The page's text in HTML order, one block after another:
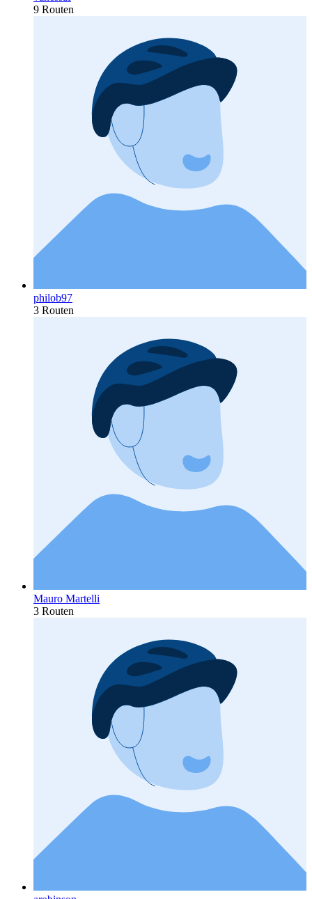
9 Routen
philob97
3 Routen
Mauro Martelli
3 Routen